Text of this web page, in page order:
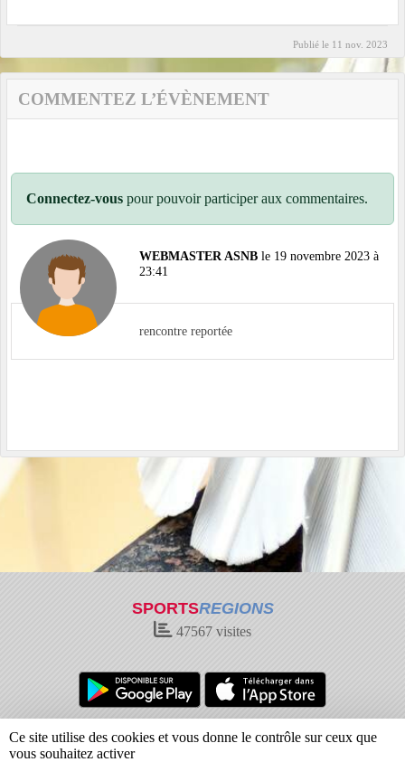
Publié le 11 nov. 2023
COMMENTEZ L’ÉVÈNEMENT
Connectez-vous pour pouvoir participer aux commentaires.
WEBMASTER ASNB le 19 novembre 2023 à
23:41
rencontre reportée
SPORTSREGIONS
47567 visites
Charte cookies
Gestion des cookies
Informations légales
Ce site utilise des cookies et vous donne le contrôle sur ceux que
vous souhaitez activer